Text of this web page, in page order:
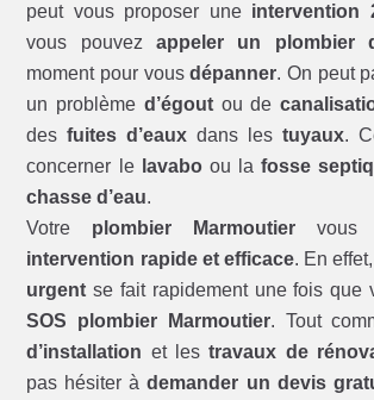
peut vous proposer une intervention
vous pouvez appeler un plombier
moment pour vousdépanner. On peut
un problème d’égoutou de
desfuites d’eaux dans les tuyaux.
concerner le lavaboou lafosse
chasse d’eau.
Votre plombier Marmoutier vous
intervention rapide et efficace. En
urgent se fait rapidement une fois que
SOS plombier Marmoutier. Tout
d’installation et lestravaux de
pas hésiter àdemander un devis